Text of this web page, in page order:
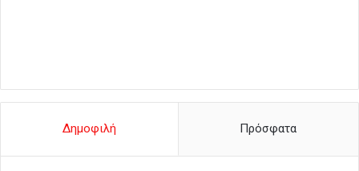
Δημοφιλή Πρόσφατα